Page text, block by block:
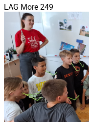
LAG More 249